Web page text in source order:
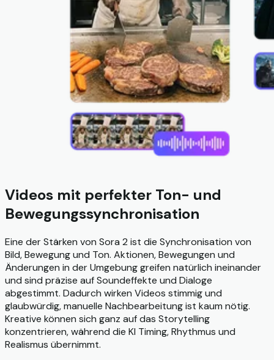
Videos mit perfekter Ton- und
Bewegungssynchronisation
Eine der Stärken von Sora 2 ist die Synchronisation von
Bild, Bewegung und Ton. Aktionen, Bewegungen und
Änderungen in der Umgebung greifen natürlich ineinander
und sind präzise auf Soundeffekte und Dialoge
abgestimmt. Dadurch wirken Videos stimmig und
glaubwürdig, manuelle Nachbearbeitung ist kaum nötig.
Kreative können sich ganz auf das Storytelling
konzentrieren, während die KI Timing, Rhythmus und
Realismus übernimmt.